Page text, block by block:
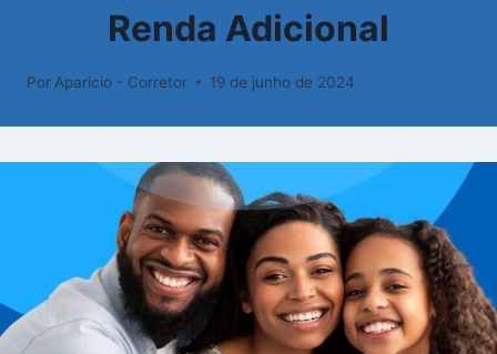
Renda Adicional
Por Aparicio - Corretor 19 de junho de 2024